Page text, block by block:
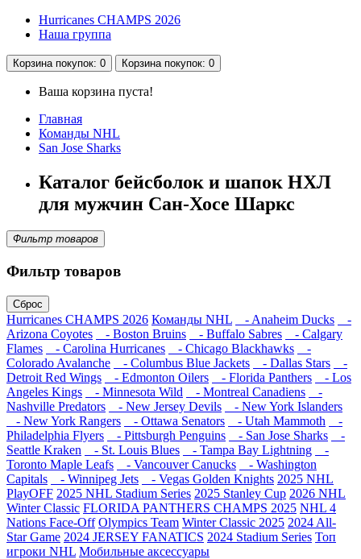
Hurricanes CHAMPS 2026
Наша группа
Корзина покупок: 0 Корзина покупок: 0
Ваша корзина пуста!
Главная
Команды NHL
San Jose Sharks
Каталог бейсболок и шапок НХЛ
для мужчин Сан-Хосе Шаркс
Фильтр товаров
Фильтр товаров
Сброс
Hurricanes CHAMPS 2026 Команды NHL - Anaheim Ducks
-
Arizona Coyotes
- Boston Bruins - Buffalo Sabres
- Calgary
Flames
- Carolina Hurricanes - Chicago Blackhawks
-
Colorado Avalanche
- Columbus Blue Jackets - Dallas Stars
-
Detroit Red Wings
- Edmonton Oilers - Florida Panthers
- Los
Angeles Kings
- Minnesota Wild - Montreal Canadiens
-
Nashville Predators
- New Jersey Devils
- New York Islanders
- New York Rangers
- Ottawa Senators - Utah Mammoth
-
Philadelphia Flyers
- Pittsburgh Penguins - San Jose Sharks
-
Seattle Kraken
- St. Louis Blues - Tampa Bay Lightning
-
Toronto Maple Leafs
- Vancouver Canucks
- Washington
Capitals
- Winnipeg Jets - Vegas Golden Knights 2025 NHL
PlayOFF 2025 NHL Stadium Series 2025 Stanley Cup 2026 NHL
Winter Classic FLORIDA PANTHERS CHAMPS 2025 NHL 4
Nations Face-Off Olympics Team Winter Classic 2025 2024 All-
Star Game 2024 JERSEY FANATICS 2024 Stadium Series Топ
игроки NHL Мобильные аксессуары